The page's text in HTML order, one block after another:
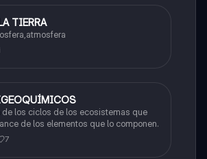
TIERRA
de los ciclos de los ecosistemas que
de los elementos que lo componen.
7